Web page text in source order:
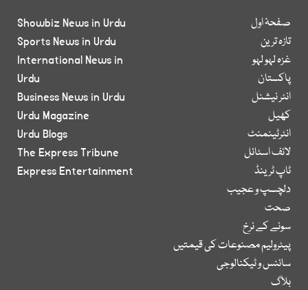
صفحۂ اول
تازہ ترین
غزہ لہو لہو
پاکستان
انٹر نیشنل
کھیل
انٹرٹینمنٹ
لائف اسٹائل
ٹاپ ٹرینڈ
دلچسپ و عجیب
صحت
سونے کے نرخ
پیٹرولیم مصنوعات کی قیمتیں
سائنس و ٹیکنالوجی
بلاگ
Showbiz News in Urdu
Sports News in Urdu
International News in
Urdu
Business News in Urdu
Urdu Magazine
Urdu Blogs
The Express Tribune
Express Entertainment